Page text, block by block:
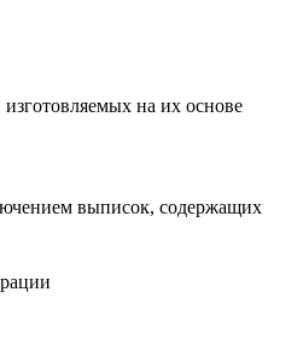
на их основе
выписок, содержащих